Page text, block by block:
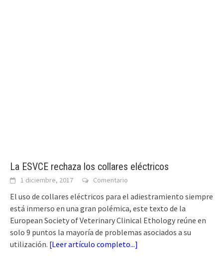
La ESVCE rechaza los collares eléctricos
1 diciembre, 2017 Comentario
El uso de collares eléctricos para el adiestramiento siempre
está inmerso en una gran polémica, este texto de la
European Society of Veterinary Clinical Ethology reúne en
solo 9 puntos la mayoría de problemas asociados a su
utilización. [Leer artículo completo...]